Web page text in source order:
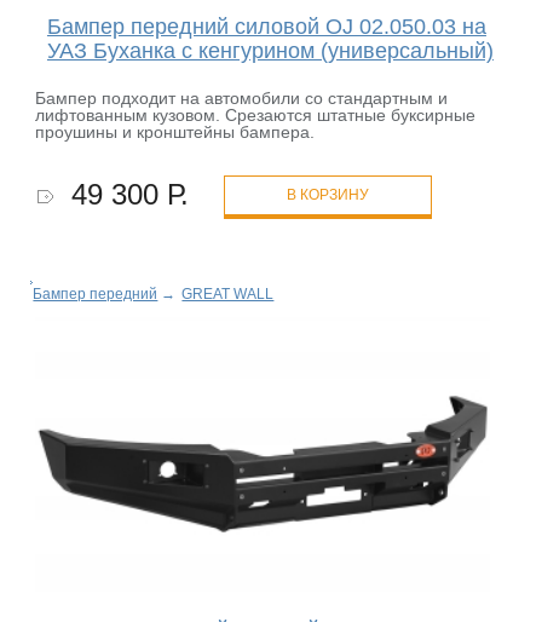
Бампер передний силовой OJ 02.050.03 на
УАЗ Буханка с кенгурином (универсальный)
Бампер подходит на автомобили со стандартным и
лифтованным кузовом. Срезаются штатные буксирные
проушины и кронштейны бампера.
49 300 Р. В КОРЗИНУ
Бампер передний → GREAT WALL